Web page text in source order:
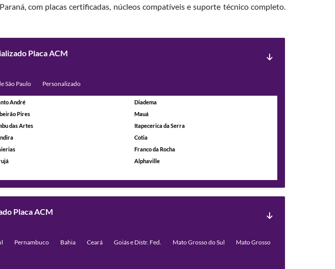
com placas certificadas, núcleos compatíveis e suporte técnico completo.
Placa ACM
São Paulo Personalizado
André
Diadema
Pires
Mauá
das Artes
Itapecerica da Serra
Cotia
Franco da Rocha
Alphaville
Placa ACM
Pernambuco Bahia Ceará Goiás e Distr. Fed. Mato Grosso do Sul Mato Grosso